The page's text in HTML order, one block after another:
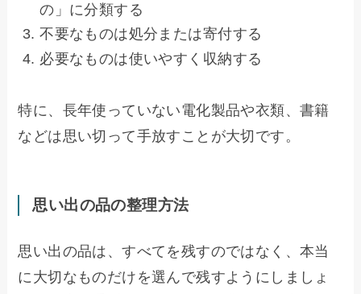
の」に分類する
不要なものは処分または寄付する
必要なものは使いやすく収納する
特に、長年使っていない電化製品や衣類、書籍
などは思い切って手放すことが大切です。
思い出の品の整理方法
思い出の品は、すべてを残すのではなく、本当
に大切なものだけを選んで残すようにしましょ